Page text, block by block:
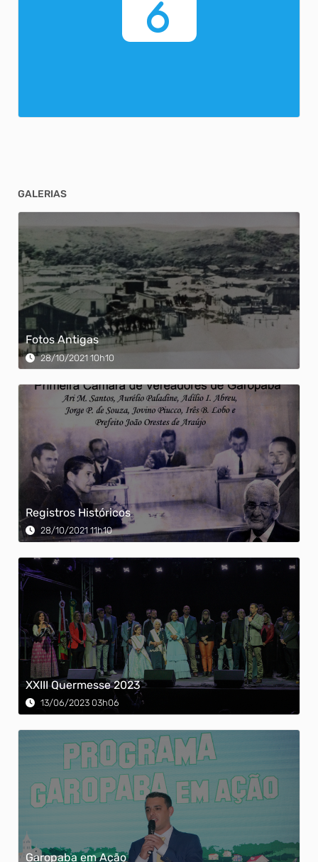
6
GALERIAS
Fotos Antigas
28/10/2021 10h10
Registros Históricos
28/10/2021 11h10
XXIII Quermesse 2023
13/06/2023 03h06
Garopaba em Ação